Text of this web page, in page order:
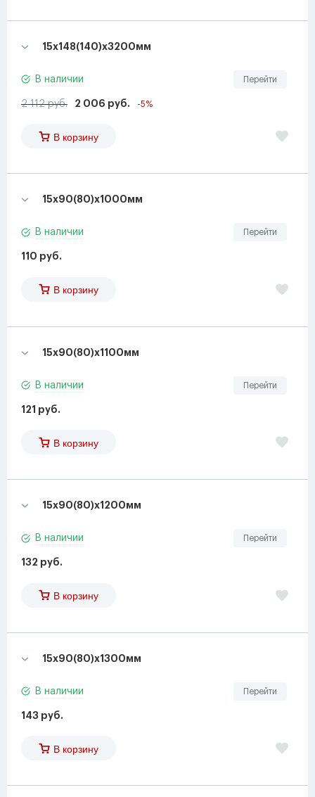
15х148(140)х3200мм
Перейти
В наличии
2 112 руб. 2 006 руб. -5%
В корзину
15х90(80)х1000мм
Перейти
В наличии
110 руб.
В корзину
15х90(80)х1100мм
Перейти
В наличии
121 руб.
В корзину
15х90(80)х1200мм
Перейти
В наличии
132 руб.
В корзину
15х90(80)х1300мм
Перейти
В наличии
143 руб.
В корзину